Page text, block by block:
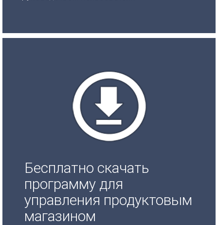
Бесплатно скачать
программу для
управления продуктовым
магазином